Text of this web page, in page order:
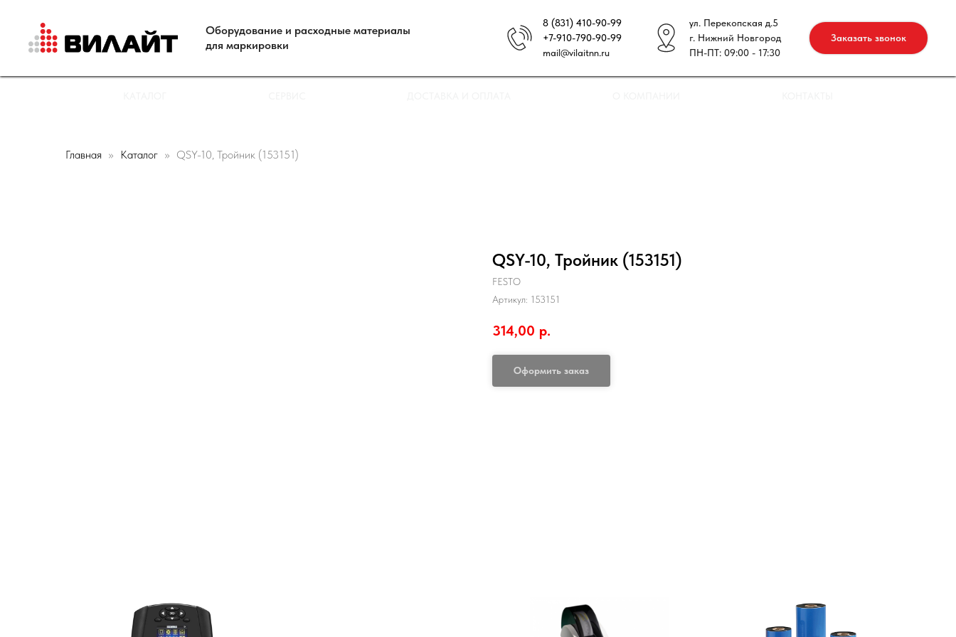
Оборудование и расходные материалы
для маркировки
8 (831) 410-90-99
+7-910-790-90-99
mail@vilaitnn.ru
ул. Перекопская д.5
г. Нижний Новгород
ПН-ПТ: 09:00 - 17:30
Заказать звонок
Главная Каталог QSY-10, Тройник (153151)
QSY-10, Тройник (153151)
FESTO
Артикул: 153151
314,00 р.
Оформить заказ